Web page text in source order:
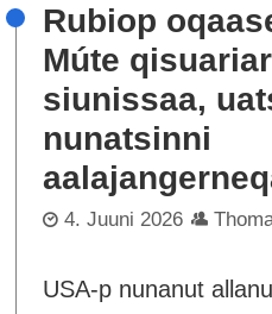
Rubiop
Múte
siunissaa,
nunatsinni
4. Juuni 2026
USA-p nunanut